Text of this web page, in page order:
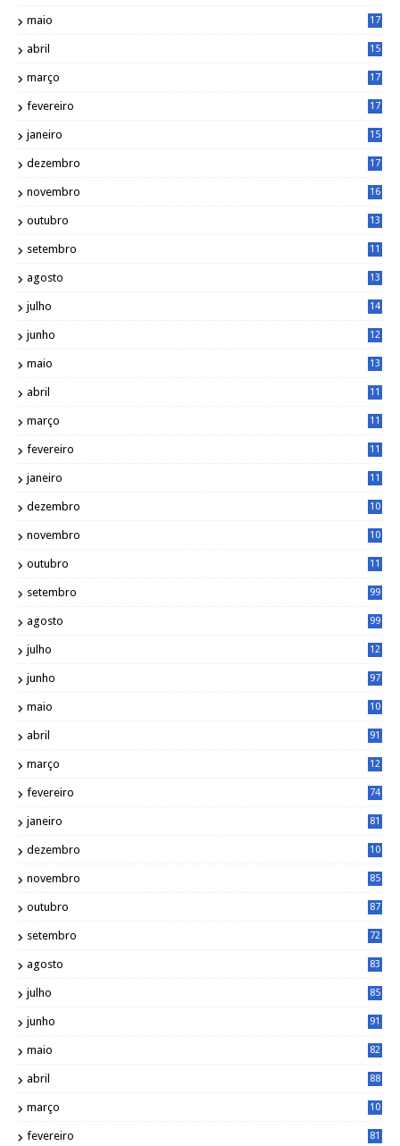
maio
17
abril
15
março
17
fevereiro
17
janeiro
15
dezembro
17
novembro
16
outubro
13
setembro
11
agosto
13
julho
14
junho
12
maio
13
abril
11
março
11
fevereiro
11
janeiro
11
dezembro
10
novembro
10
outubro
11
setembro 99
agosto 99
julho
12
junho 97
maio
10
abril 91
março
12
fevereiro 74
janeiro 81
dezembro
10
novembro 85
outubro 87
setembro 72
agosto 83
julho 85
junho 91
maio 82
abril 88
março
10
fevereiro 81